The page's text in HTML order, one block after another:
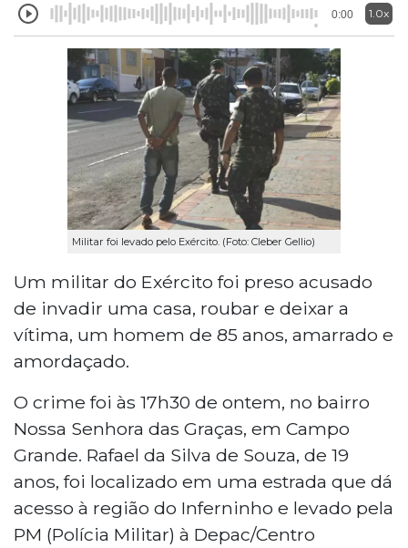
0:00 1.0x
Militar foi levado pelo Exército. (Foto: Cleber Gellio)
Um militar do Exército foi preso acusado
de invadir uma casa, roubar e deixar a
vítima, um homem de 85 anos, amarrado e
amordaçado.
O crime foi às 17h30 de ontem, no bairro
Nossa Senhora das Graças, em Campo
Grande. Rafael da Silva de Souza, de 19
anos, foi localizado em uma estrada que dá
acesso à região do Inferninho e levado pela
PM (Polícia Militar) à Depac/Centro